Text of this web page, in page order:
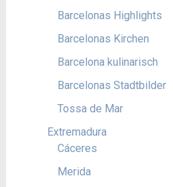
Barcelonas Highlights
Barcelonas Kirchen
Barcelona kulinarisch
Barcelonas Stadtbilder
Tossa de Mar
Extremadura
Cáceres
Merida